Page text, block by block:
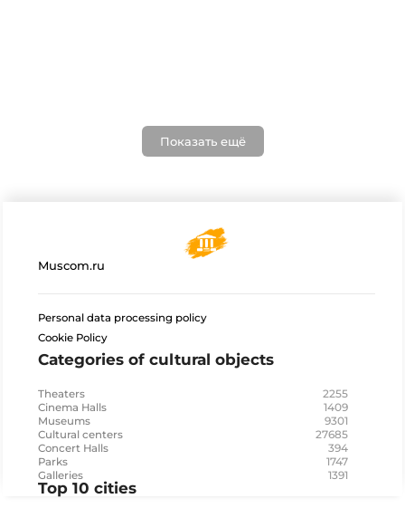
Показать ещё
Muscom.ru
Personal data processing policy
Cookie Policy
Categories of cultural objects
Theaters 2255
Cinema Halls 1409
Museums 9301
Cultural centers 27685
Concert Halls 394
Parks 1747
Galleries 1391
Top 10 cities